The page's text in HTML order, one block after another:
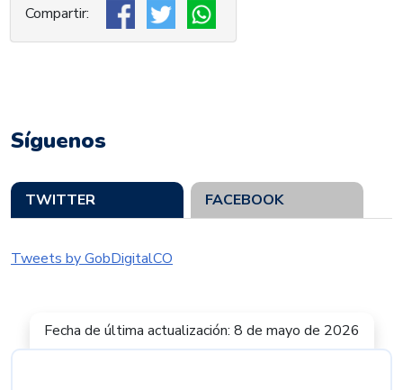
Síguenos
TWITTER FACEBOOK
Tweets by GobDigitalCO
Fecha de última actualización: 8 de mayo de 2026